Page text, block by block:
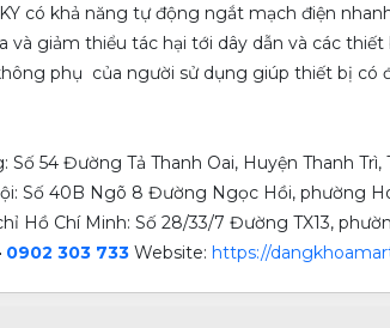
có khả năng tự động ngắt mạch điện
giảm thiểu tác hại tới dây dẫn và các thiết
phụ của người sử dụng giúp thiết bị có
Số 54 Đường Tả Thanh Oai, Huyện Thanh Trì,
Số 40B Ngõ 8 Đường Ngọc Hồi, phường
Hồ Chí Minh: Số 28/33/7 Đường TX13,
0902 303 733 Website: https://